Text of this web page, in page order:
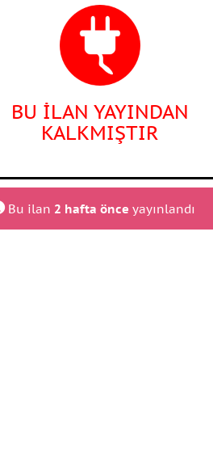
BU İLAN YAYINDAN
KALKMIŞTIR
Bu ilan 2 hafta önce yayınlandı